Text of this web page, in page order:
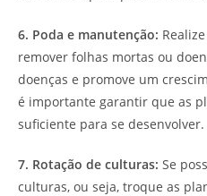
6. Poda e manutenção:
remover folhas mortas ou
doenças e promove um
é importante garantir que as
suficiente para se desenvolver.
7. Rotação de culturas: Se
culturas, ou seja, troque as